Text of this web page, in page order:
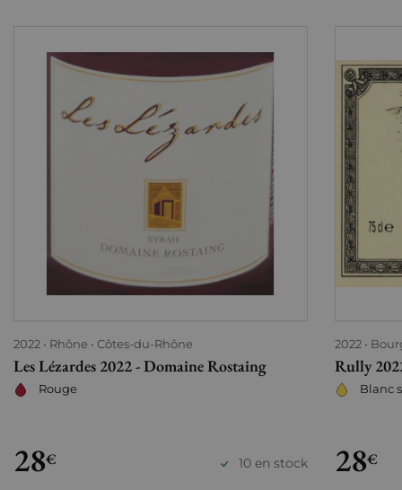
2022 Rhône Côtes-du-Rhône
Les Lézardes 2022 - Domaine Rostaing
Rouge
28€ 10 en stock
2022
Rully
Blanc
28€